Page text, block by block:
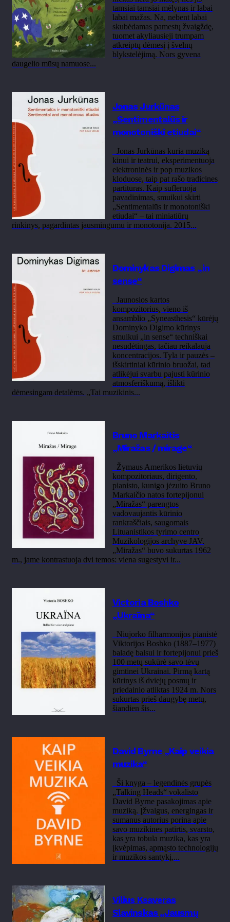
tamsiai tamsiai mėlynas ir labai
labai mažas. Na, nebent labai
skubėdamas pamestų žvaigždę,
tuomet akyliausieji trumpam
atkreiptų dėmesį į švelnų
blykstelėjimą. Nors gyvena
daugelio mūsų namuose...
Jonas Jurkūnas
„Sentimentalūs ir
monotoniški etiudai“
Jonas Jurkūnas kuria muziką
kinui ir teatrui, eksperimentuoja
elektroninės ir pop muzikos
kloduose, taip pat rašo tradicines
partitūras. Kaip sufleruoja
pavadinimas, smuikui skirti
„Sentimentalūs ir monotoniški
etiudai“ – tai miniatiūrų
rinkinys, pagardintas jausmingumu ir monotonija. 2015...
Dominykas Digimas „in
sense“
Jaunosios kartos
kompozitorius, vieno iš
ansamblio „Syneasthesis“ kūrėjų
Dominyko Digimo kūrinys
smuikui „in sense“ techniškai
nesudėtingas, tačiau reikalauja
koncentracijos. Tyla ir pauzės –
išskirtiniai kūrinio bruožai, tad
atlikėjui svarbu pajusti kūrinio
atmosferiškumą, išlikti
dėmesingam detalėms. „Tai muzikinis...
Bruno Markaitis
„Miražas / mirage“
Žymaus Amerikos lietuvių
kompozitoriaus, dirigento,
pianisto, kunigo jėzuito Bruno
Markaičio natos fortepijonui
„Miražas“ parengtos
vadovaujantis kūrinio
rankraščiais, saugomais
Lituanistikos tyrimo centro
Muzikologijos archyve JAV.
„Miražas“ buvo sukurtas 1962
m., jame kontrastuoja dvi temos: viena sugestyvi ir...
Victoria Boshko
„Ukraïna“
Niujorko filharmonijos pianistė
Viktorijos Boshko (1887–1977)
baladę balsui ir fortepijonui prieš
100 metų sukūrė savo tėvų
gimtinei Ukrainai. Pirmą kartą
kūrinys iš dviejų posmų ir
priedainio atliktas 1924 m. Nors
sukurtas prieš daugybę metų,
šiandien šis...
David Byrne „Kaip veikia
muzika“
Ši knyga – legendinės grupės
„Talking Heads“ vokalisto
David Byrne pasakojimas apie
muziką. Įžvalgus, energingas ir
sumanus autorius porina apie
savo muzikines patirtis, svarsto,
kas yra tobula muzika, kas yra
įkvėpimas, apmąsto technologijų
ir muzikos santykį,...
Vilius Ksaveras
Slavinskas „Jausmų